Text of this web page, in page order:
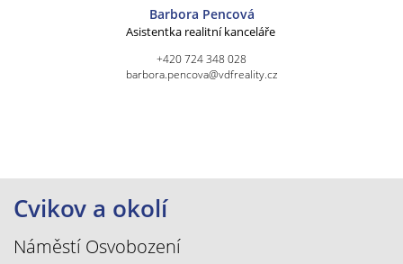
Barbora Pencová
Asistentka realitní kanceláře
+420 724 348 028
barbora.pencova@vdfreality.cz
Cvikov a okolí
Náměstí Osvobození